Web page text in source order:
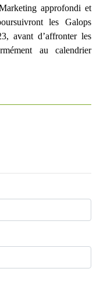
arketing approfondi et
les Galops
avant d’affronter les
au calendrier